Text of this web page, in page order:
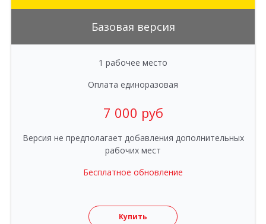
Базовая версия
1 рабочее место
Оплата единоразовая
7 000 руб
Версия не предполагает добавления дополнительных
рабочих мест
Бесплатное обновление
Купить